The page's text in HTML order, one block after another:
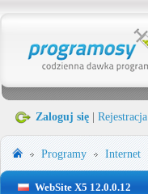
Zaloguj się Rejestracja
Programy Internet
WebSite X5 12.0.0.12